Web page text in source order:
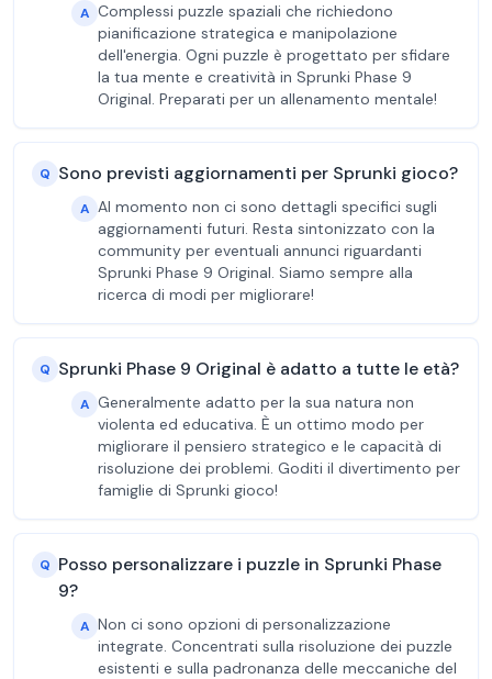
A Complessi puzzle spaziali che richiedono
pianificazione strategica e manipolazione
dell'energia. Ogni puzzle è progettato per sfidare
la tua mente e creatività in Sprunki Phase 9
Original. Preparati per un allenamento mentale!
Q Sono previsti aggiornamenti per Sprunki gioco?
A Al momento non ci sono dettagli specifici sugli
aggiornamenti futuri. Resta sintonizzato con la
community per eventuali annunci riguardanti
Sprunki Phase 9 Original. Siamo sempre alla
ricerca di modi per migliorare!
Q Sprunki Phase 9 Original è adatto a tutte le età?
A Generalmente adatto per la sua natura non
violenta ed educativa. È un ottimo modo per
migliorare il pensiero strategico e le capacità di
risoluzione dei problemi. Goditi il divertimento per
famiglie di Sprunki gioco!
Q Posso personalizzare i puzzle in Sprunki Phase
9?
A Non ci sono opzioni di personalizzazione
integrate. Concentrati sulla risoluzione dei puzzle
esistenti e sulla padronanza delle meccaniche del